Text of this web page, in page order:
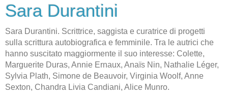
Sara Durantini
Sara Durantini. Scrittrice, saggista e curatrice di progetti
sulla scrittura autobiografica e femminile. Tra le autrici che
hanno suscitato maggiormente il suo interesse: Colette,
Marguerite Duras, Annie Ernaux, Anaïs Nin, Nathalie Léger,
Sylvia Plath, Simone de Beauvoir, Virginia Woolf, Anne
Sexton, Chandra Livia Candiani, Alice Munro.